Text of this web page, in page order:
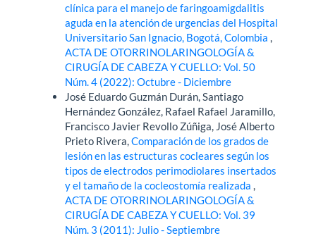
clínica para el manejo de faringoamigdalitis
aguda en la atención de urgencias del Hospital
Universitario San Ignacio, Bogotá, Colombia,
ACTA DE OTORRINOLARINGOLOGÍA &
CIRUGÍA DE CABEZA Y CUELLO: Vol. 50
Núm. 4 (2022): Octubre - Diciembre
José Eduardo Guzmán Durán, Santiago
Hernández González, Rafael Rafael Jaramillo,
Francisco Javier Revollo Zúñiga, José Alberto
Prieto Rivera,Comparación de los grados de
lesión en las estructuras cocleares según los
tipos de electrodos perimodiolares insertados
y el tamaño de la cocleostomía realizada,
ACTA DE OTORRINOLARINGOLOGÍA &
CIRUGÍA DE CABEZA Y CUELLO: Vol. 39
Núm. 3 (2011): Julio - Septiembre